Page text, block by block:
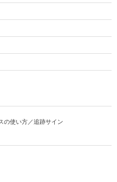
使い方／追跡サイン